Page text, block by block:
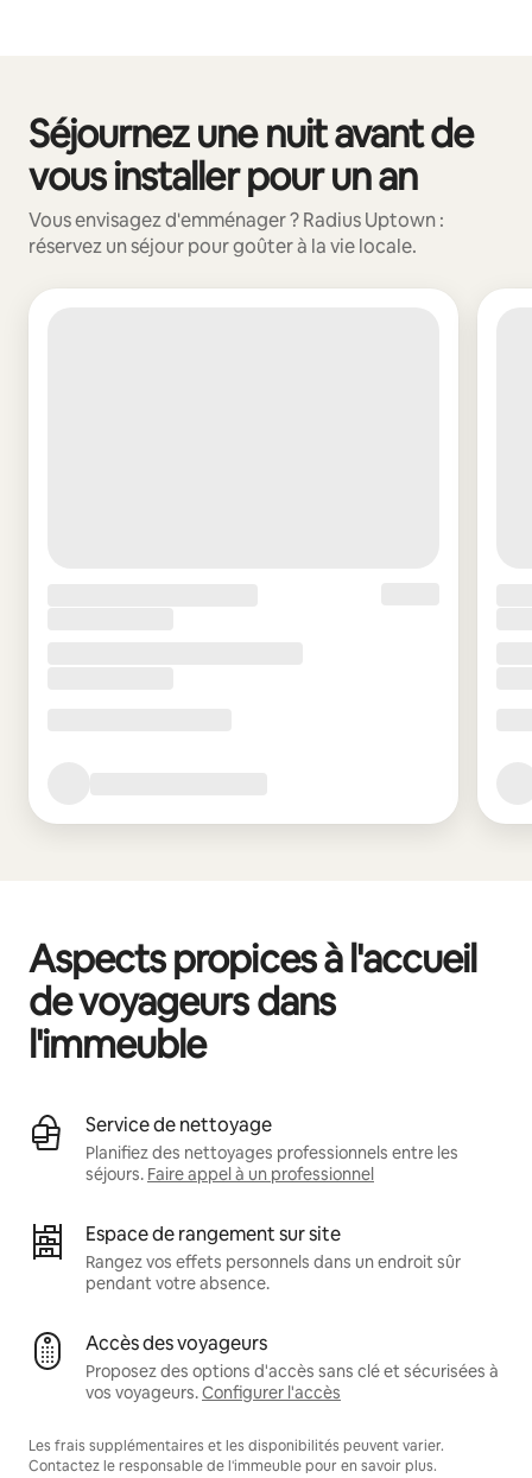
Séjournez une nuit avant de
vous installer pour un an
Vous envisagez d'emménager ? Radius Uptown :
réservez un séjour pour goûter à la vie locale.
0 sur 0 élément visible
Aspects propices à l'accueil
de voyageurs dans
l'immeuble
Service de nettoyage
Planifiez des nettoyages professionnels entre les
séjours. Faire appel à un professionnel
Espace de rangement sur site
Rangez vos effets personnels dans un endroit sûr
pendant votre absence.
Accès des voyageurs
Proposez des options d'accès sans clé et sécurisées à
vos voyageurs.Configurer l'accès
Les frais supplémentaires et les disponibilités peuvent varier.
Contactez le responsable de l'immeuble pour en savoir plus.